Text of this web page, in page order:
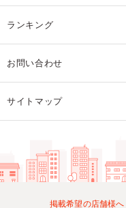
ランキング
お問い合わせ
サイトマップ
掲載希望の店舗様へ